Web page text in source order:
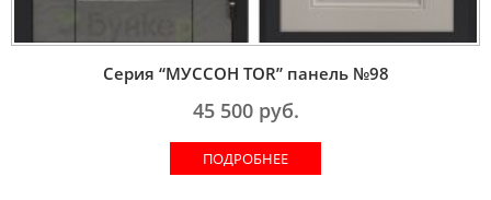
Серия “МУССОН TOR” панель №98
45 500руб.
ПОДРОБНЕЕ